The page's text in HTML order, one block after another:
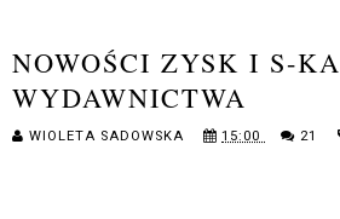
NOWOŚCI ZYSK I S-KA
WYDAWNICTWA
WIOLETA SADOWSKA 15:00 21